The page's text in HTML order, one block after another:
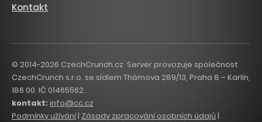
Kontakt
© 2014-2026 CzechCrunch.cz. Server provozuje společnost
CzechCrunch s.r.o. se sídlem Thámova 289/13, Praha 8 – Karlín,
186 00. IČ 01465562.
kontakt:info@cc.cz
Podmínky užívání| Zásady zpracování osobních údajů|